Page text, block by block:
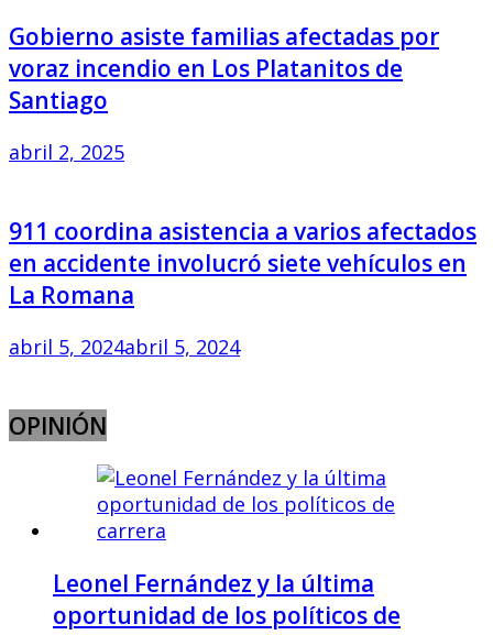
Gobierno asiste familias afectadas por
voraz incendio en Los Platanitos de
Santiago
abril 2, 2025
911 coordina asistencia a varios afectados
en accidente involucró siete vehículos en
La Romana
abril 5, 2024abril 5, 2024
OPINIÓN
Leonel Fernández y la última
oportunidad de los políticos de